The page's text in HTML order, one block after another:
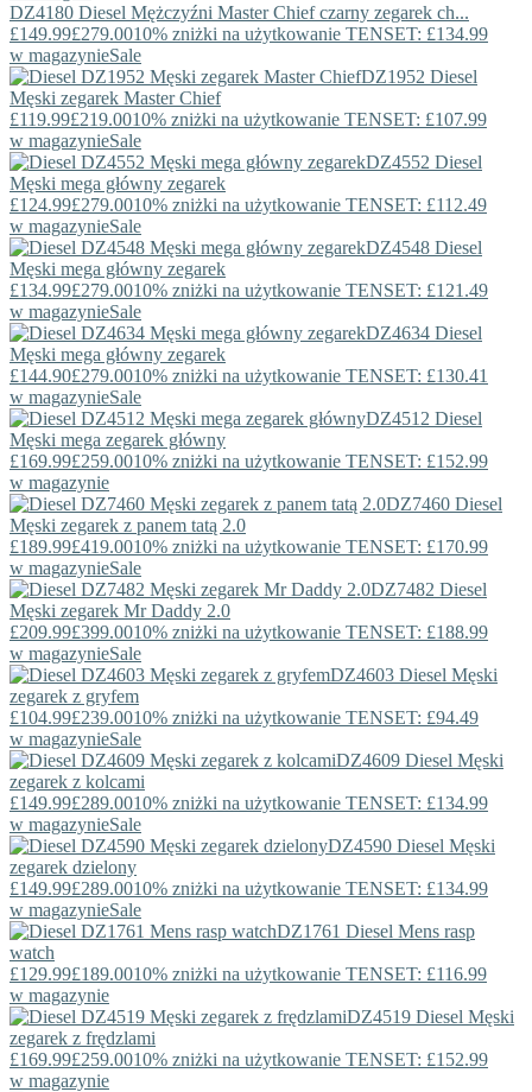
DZ4180 Diesel Mężczyźni Master Chief czarny zegarek ch...
£149.99£279.0010% zniżki na użytkowanie TENSET: £134.99
w magazynieSale
DZ1952 Diesel
Męski zegarek Master Chief
£119.99£219.0010% zniżki na użytkowanie TENSET: £107.99
w magazynieSale
DZ4552 Diesel
Męski mega główny zegarek
£124.99£279.0010% zniżki na użytkowanie TENSET: £112.49
w magazynieSale
DZ4548 Diesel
Męski mega główny zegarek
£134.99£279.0010% zniżki na użytkowanie TENSET: £121.49
w magazynieSale
DZ4634 Diesel
Męski mega główny zegarek
£144.90£279.0010% zniżki na użytkowanie TENSET: £130.41
w magazynieSale
DZ4512 Diesel
Męski mega zegarek główny
£169.99£259.0010% zniżki na użytkowanie TENSET: £152.99
w magazynie
DZ7460 Diesel
Męski zegarek z panem tatą 2.0
£189.99£419.0010% zniżki na użytkowanie TENSET: £170.99
w magazynieSale
DZ7482 Diesel
Męski zegarek Mr Daddy 2.0
£209.99£399.0010% zniżki na użytkowanie TENSET: £188.99
w magazynieSale
DZ4603 Diesel Męski
zegarek z gryfem
£104.99£239.0010% zniżki na użytkowanie TENSET: £94.49
w magazynieSale
DZ4609 Diesel Męski
zegarek z kolcami
£149.99£289.0010% zniżki na użytkowanie TENSET: £134.99
w magazynieSale
DZ4590 Diesel Męski
zegarek dzielony
£149.99£289.0010% zniżki na użytkowanie TENSET: £134.99
w magazynieSale
DZ1761 Diesel Mens rasp
watch
£129.99£189.0010% zniżki na użytkowanie TENSET: £116.99
w magazynie
DZ4519 Diesel Męski
zegarek z frędzlami
£169.99£259.0010% zniżki na użytkowanie TENSET: £152.99
w magazynie